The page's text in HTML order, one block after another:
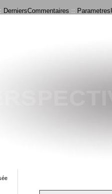
DerniersCommentaires ::